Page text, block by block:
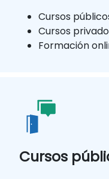
Cursos
Cursos
Formación
Cursos